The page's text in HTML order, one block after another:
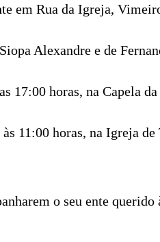
em Rua da Igreja,
Alexandre e de
horas, na Capela
11:00 horas, na Igreja
o seu ente